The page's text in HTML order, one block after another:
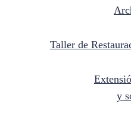
Taller de
y